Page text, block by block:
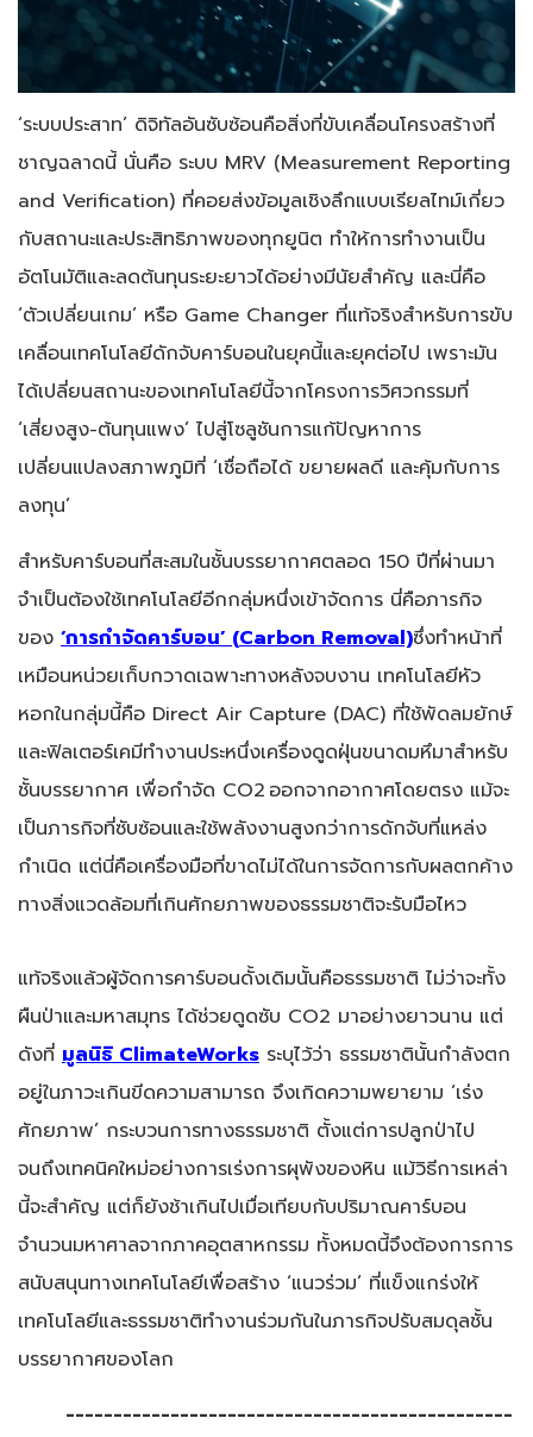
‘ระบบประสาท’ ดิจิทัลอันซับซ้อนคือสิ่งที่ขับเคลื่อนโครงสร้างที่
ชาญฉลาดนี้ นั่นคือ ระบบ MRV (Measurement Reporting
and Verification) ที่คอยส่งข้อมูลเชิงลึกแบบเรียลไทม์เกี่ยว
กับสถานะและประสิทธิภาพของทุกยูนิต ทำให้การทำงานเป็น
อัตโนมัติและลดต้นทุนระยะยาวได้อย่างมีนัยสำคัญ และนี่คือ
‘ตัวเปลี่ยนเกม’ หรือ Game Changer ที่แท้จริงสำหรับการขับ
เคลื่อนเทคโนโลยีดักจับคาร์บอนในยุคนี้และยุคต่อไป เพราะมัน
ได้เปลี่ยนสถานะของเทคโนโลยีนี้จากโครงการวิศวกรรมที่
‘เสี่ยงสูง-ต้นทุนแพง’ ไปสู่โซลูชันการแก้ปัญหาการ
เปลี่ยนแปลงสภาพภูมิที่ ‘เชื่อถือได้ ขยายผลดี และคุ้มกับการ
ลงทุน’
สำหรับคาร์บอนที่สะสมในชั้นบรรยากาศตลอด 150 ปีที่ผ่านมา
จำเป็นต้องใช้เทคโนโลยีอีกกลุ่มหนึ่งเข้าจัดการ นี่คือภารกิจ
ของ ‘การกำจัดคาร์บอน’ (Carbon Removal)ซึ่งทำหน้าที่
เหมือนหน่วยเก็บกวาดเฉพาะทางหลังจบงาน เทคโนโลยีหัว
หอกในกลุ่มนี้คือ Direct Air Capture (DAC) ที่ใช้พัดลมยักษ์
และฟิลเตอร์เคมีทำงานประหนึ่งเครื่องดูดฝุ่นขนาดมหึมาสำหรับ
ชั้นบรรยากาศ เพื่อกำจัด CO2 ออกจากอากาศโดยตรง แม้จะ
เป็นภารกิจที่ซับซ้อนและใช้พลังงานสูงกว่าการดักจับที่แหล่ง
กำเนิด แต่นี่คือเครื่องมือที่ขาดไม่ได้ในการจัดการกับผลตกค้าง
ทางสิ่งแวดล้อมที่เกินศักยภาพของธรรมชาติจะรับมือไหว
แท้จริงแล้วผู้จัดการคาร์บอนดั้งเดิมนั้นคือธรรมชาติ ไม่ว่าจะทั้ง
ผืนป่าและมหาสมุทร ได้ช่วยดูดซับ CO2 มาอย่างยาวนาน แต่
ดังที่ มูลนิธิClimateWorks ระบุไว้ว่า ธรรมชาตินั้นกำลังตก
อยู่ในภาวะเกินขีดความสามารถ จึงเกิดความพยายาม ‘เร่ง
ศักยภาพ’ กระบวนการทางธรรมชาติ ตั้งแต่การปลูกป่าไป
จนถึงเทคนิคใหม่อย่างการเร่งการผุพังของหิน แม้วิธีการเหล่า
นี้จะสำคัญ แต่ก็ยังช้าเกินไปเมื่อเทียบกับปริมาณคาร์บอน
จำนวนมหาศาลจากภาคอุตสาหกรรม ทั้งหมดนี้จึงต้องการการ
สนับสนุนทางเทคโนโลยีเพื่อสร้าง ‘แนวร่วม’ ที่แข็งแกร่งให้
เทคโนโลยีและธรรมชาติทำงานร่วมกันในภารกิจปรับสมดุลชั้น
บรรยากาศของโลก
-----------------------------------------------